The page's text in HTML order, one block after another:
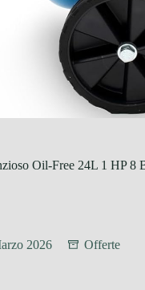
Oil-Free 24L 1 HP 8
2026 Offerte